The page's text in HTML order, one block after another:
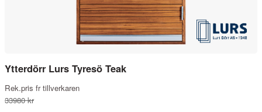
Ytterdörr Lurs Tyresö Teak
Rek.pris fr tillverkaren
33980 kr